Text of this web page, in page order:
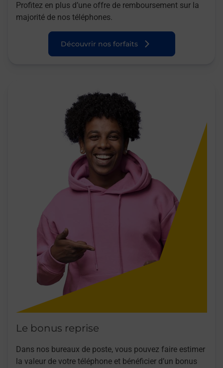
Profitez en plus d’une offre de remboursement sur la
majorité de nos téléphones.
Découvrir nos forfaits
Le bonus reprise
Dans nos bureaux de poste, vous pouvez faire estimer
la valeur de votre téléphone et bénéficier d’un bonus